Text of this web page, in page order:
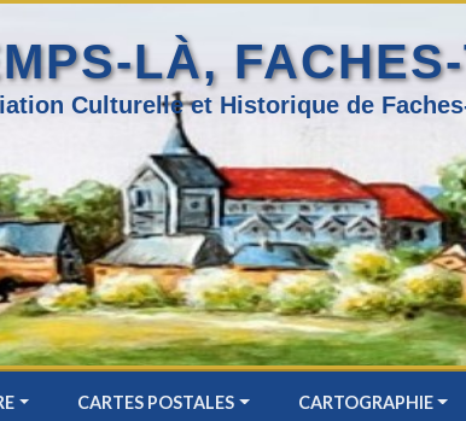
LÀ,
Culturelle et Historique de
CARTES POSTALES CARTOGRAPHIE